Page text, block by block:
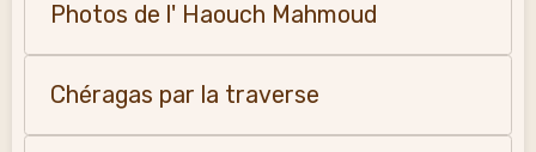
Photos de l' Haouch Mahmoud
Chéragas par la traverse